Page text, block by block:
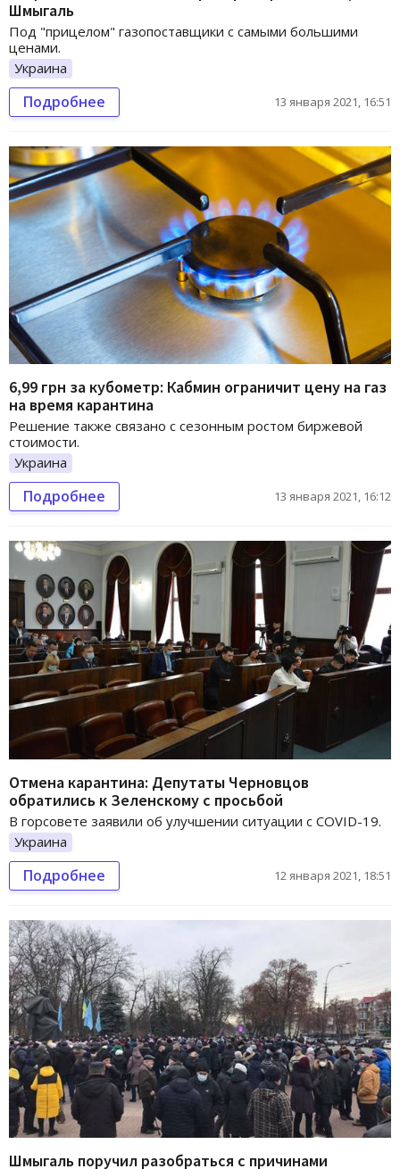
Шмыгаль
Под "прицелом" газопоставщики с самыми большими
ценами.
Украина
Подробнее 13 января 2021, 16:51
6,99 грн за кубометр: Кабмин ограничит цену на газ
на время карантина
Решение также связано с сезонным ростом биржевой
стоимости.
Украина
Подробнее 13 января 2021, 16:12
Отмена карантина: Депутаты Черновцов
обратились к Зеленскому с просьбой
В горсовете заявили об улучшении ситуации с COVID-19.
Украина
Подробнее 12 января 2021, 18:51
Шмыгаль поручил разобраться с причинами